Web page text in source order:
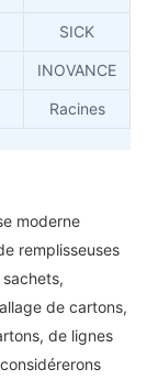
SICK
INOVANCE
Racines
moderne
remplisseuses
de cartons,
de lignes